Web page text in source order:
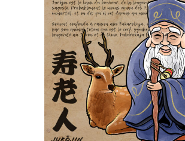
Jurōjin 寿老人
Yokaidex